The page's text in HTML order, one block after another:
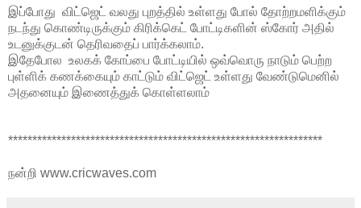
இப்போது விட்ஜெட் வலது புறத்தில் உள்ளது போல் தோற்றமளிக்கும்
நடந்து கொண்டிருக்கும் கிரிக்கெட் போட்டிகளின் ஸ்கோர் அதில்
உடனுக்குடன் தெரிவதைப் பார்க்கலாம்.
இதேபோல உலகக் கோப்பை போட்டியில் ஒவ்வொரு நாடும் பெற்ற
புள்ளிக் கணக்கையும் காட்டும் விட்ஜெட் உள்ளது வேண்டுமெனில்
அதனையும் இணைத்துக் கொள்ளலாம்
*****************************************************************
நன்றி www.cricwaves.com